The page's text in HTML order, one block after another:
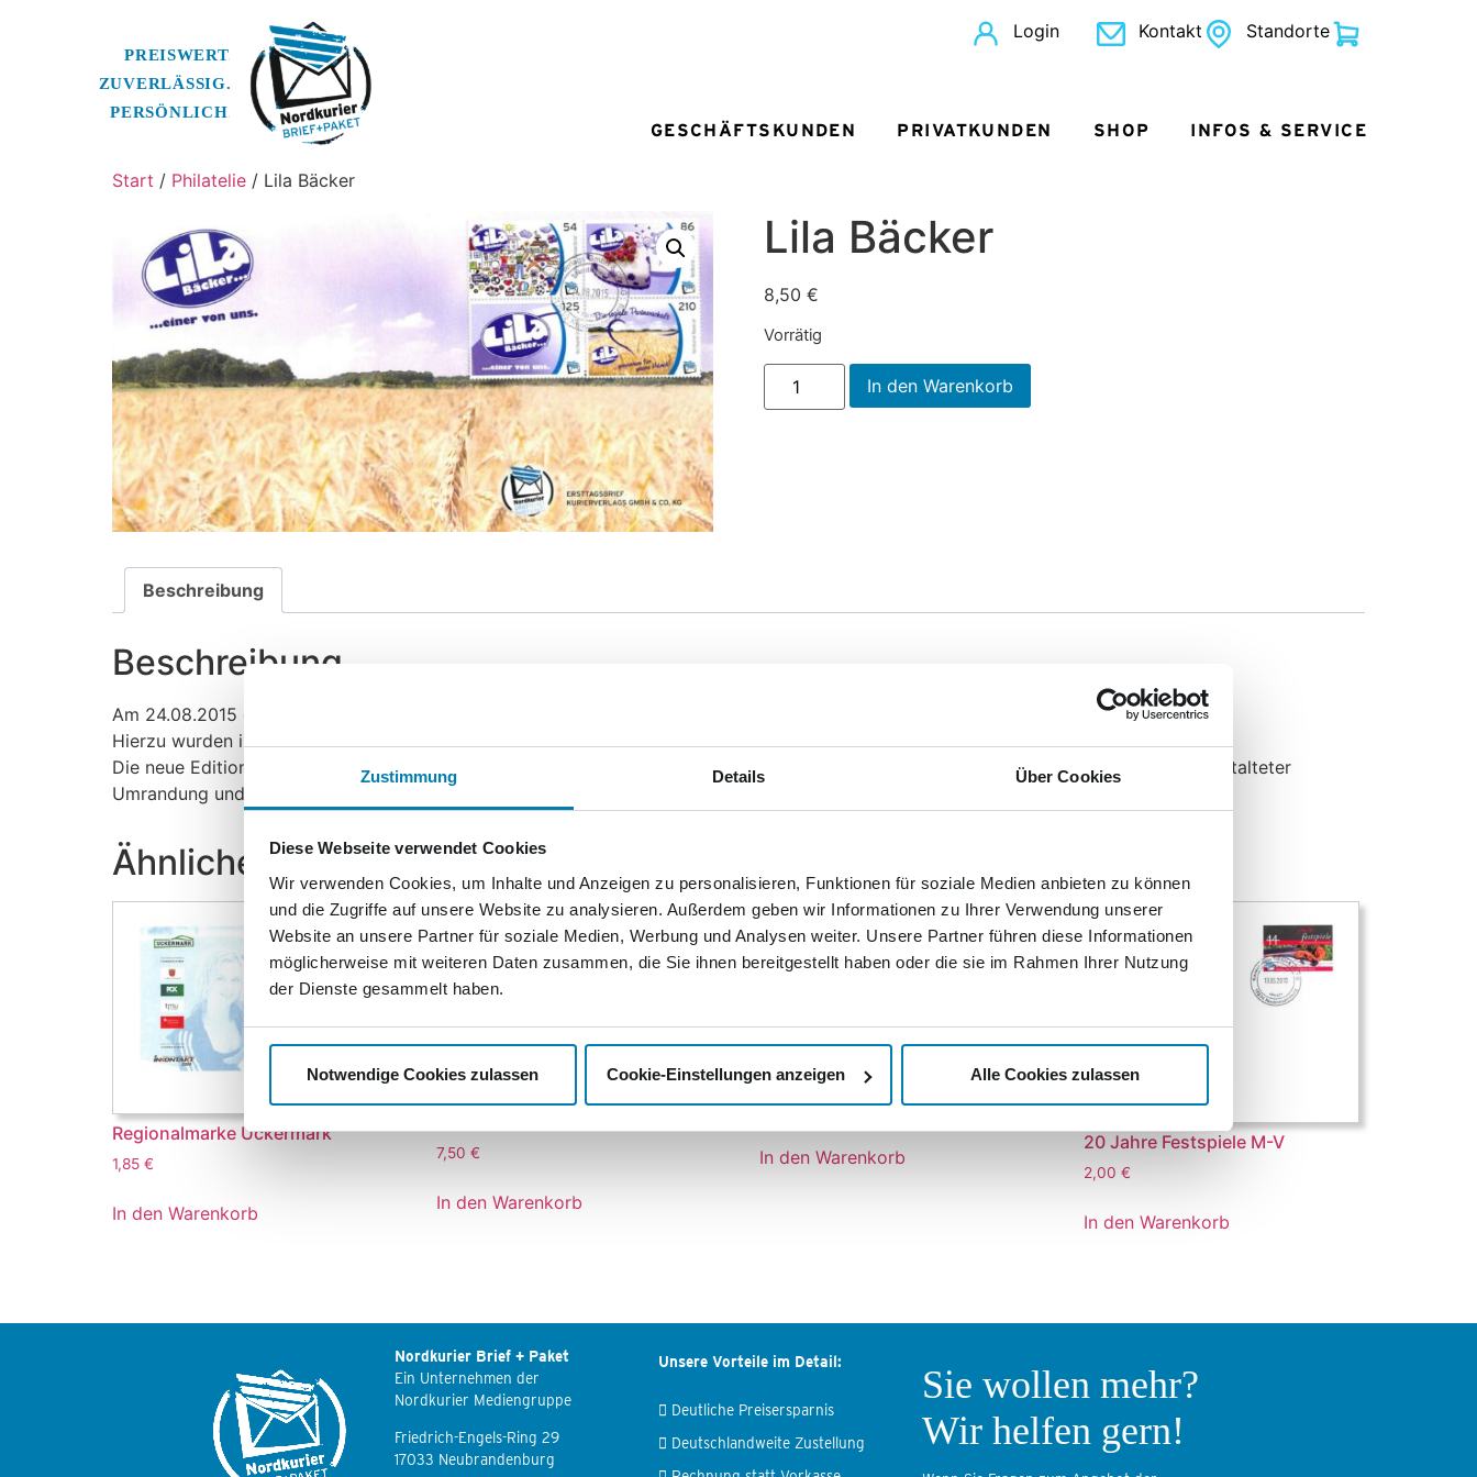
Zustimmung Details Über Cookies
Diese Webseite verwendet Cookies
Wir verwenden Cookies, um Inhalte und Anzeigen zu personalisieren, Funktionen für soziale Medien anbieten zu können
und die Zugriffe auf unsere Website zu analysieren. Außerdem geben wir Informationen zu Ihrer Verwendung unserer
Website an unsere Partner für soziale Medien, Werbung und Analysen weiter. Unsere Partner führen diese Informationen
möglicherweise mit weiteren Daten zusammen, die Sie ihnen bereitgestellt haben oder die sie im Rahmen Ihrer Nutzung
der Dienste gesammelt haben.
Notwendige Cookies zulassen Cookie-Einstellungen anzeigen Alle Cookies zulassen
Login Kontakt Standorte
GESCHÄFTSKUNDEN PRIVATKUNDEN SHOP INFOS & SERVICE
Start / Philatelie / Lila Bäcker
Lila Bäcker
8,50 €
Vorrätig
In den Warenkorb
Beschreibung
Beschreibung
Am 24.08.2015 gibt der Kurierverlag im Rahmen einer neuen Kooperation seine 21. Edition heraus.
Hierzu wurden in Zusammenarbeit mit dem Lila Bäcker vier verschiedene Motive in den einzelnen Wertstufen gestaltet.
Die neue Edition beinhaltet nummerierte 10er-Bögen für die vier Formate sowie einen nassklebenden Briefmarkensatz mit passend gestalteter
Umrandung und einen Ersttagsbrief. Beides erscheint in einer limitierten Auflage von je 400 Stück.
Ähnliche Produkte
Regionalmarke Uckermark
1,85 €
In den Warenkorb
60 Jahre Deutsches
7,50 €
In den Warenkorb
50 Jahre Mosaik
6,85€
In den Warenkorb
20 Jahre Festspiele M-V
2,00€
In den Warenkorb
Nordkurier Brief + Paket
Ein Unternehmen der
Nordkurier Mediengruppe
Friedrich-Engels-Ring 29
17033 Neubrandenburg
Unsere Vorteile im Detail:
Deutliche Preisersparnis
Deutschlandweite Zustellung
Sie wollen mehr?
Wir helfen gern!